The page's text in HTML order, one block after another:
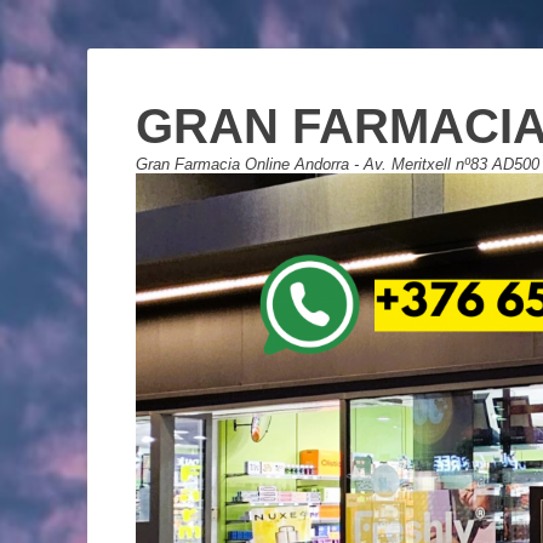
GRAN
Gran Farmacia Online Andorra - Av. Meritxell nº83